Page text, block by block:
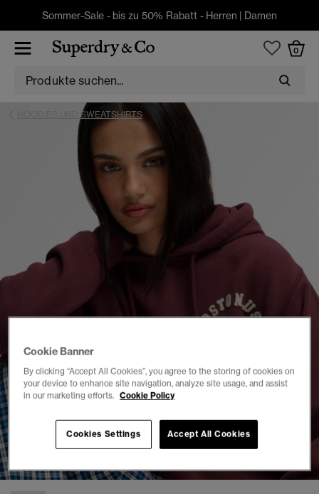
Sommer-Sale - bis zu 50% Rabatt - Herren | Damen
0
HOODIES UND SWEATSHIRTS
1 2 3 5 6 7
Cookie Banner
By clicking “Accept All Cookies”, you agree to the storing of cookies on
your device to enhance site navigation, analyze site usage, and assist
in our marketing efforts. Cookie Policy
Accept All Cookies
Cookies Settings